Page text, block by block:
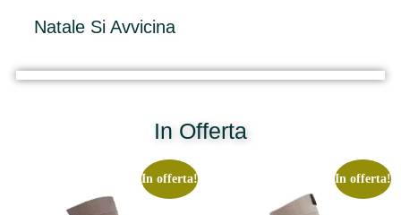
Natale Si Avvicina
In Offerta
In offerta! In offerta!